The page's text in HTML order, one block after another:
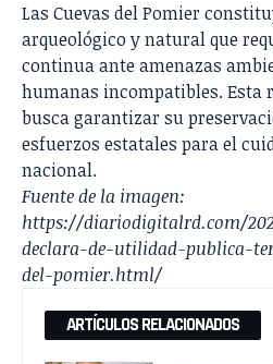
Las Cuevas del Pomier
arqueológico y natural que
continua ante amenazas
humanas incompatibles. Esta
busca garantizar su
esfuerzos estatales para el
nacional.
Fuente de la imagen:
https://diariodigitalrd.com/
declara-de-utilidad-publica-
del-pomier.html/
ARTÍCULOS RELACIONADOS